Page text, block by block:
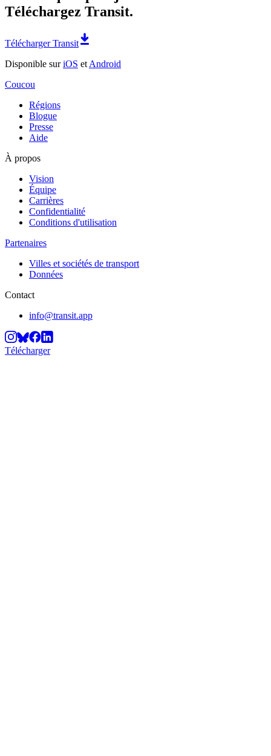
Téléchargez Transit.
Télécharger Transit
Disponible suriOS et Android
Coucou
Régions
Blogue
Presse
Aide
À propos
Vision
Équipe
Carrières
Confidentialité
Conditions d'utilisation
Partenaires
Villes et sociétés de transport
Données
Contact
info@transit.app
Télécharger